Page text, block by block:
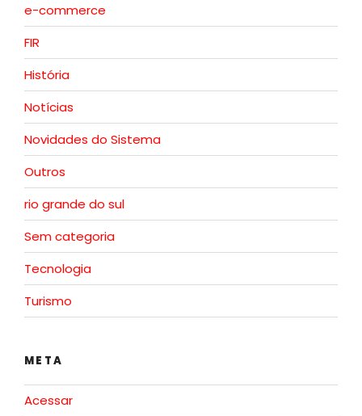
e-commerce
FIR
História
Notícias
Novidades do Sistema
Outros
rio grande do sul
Sem categoria
Tecnologia
Turismo
META
Acessar